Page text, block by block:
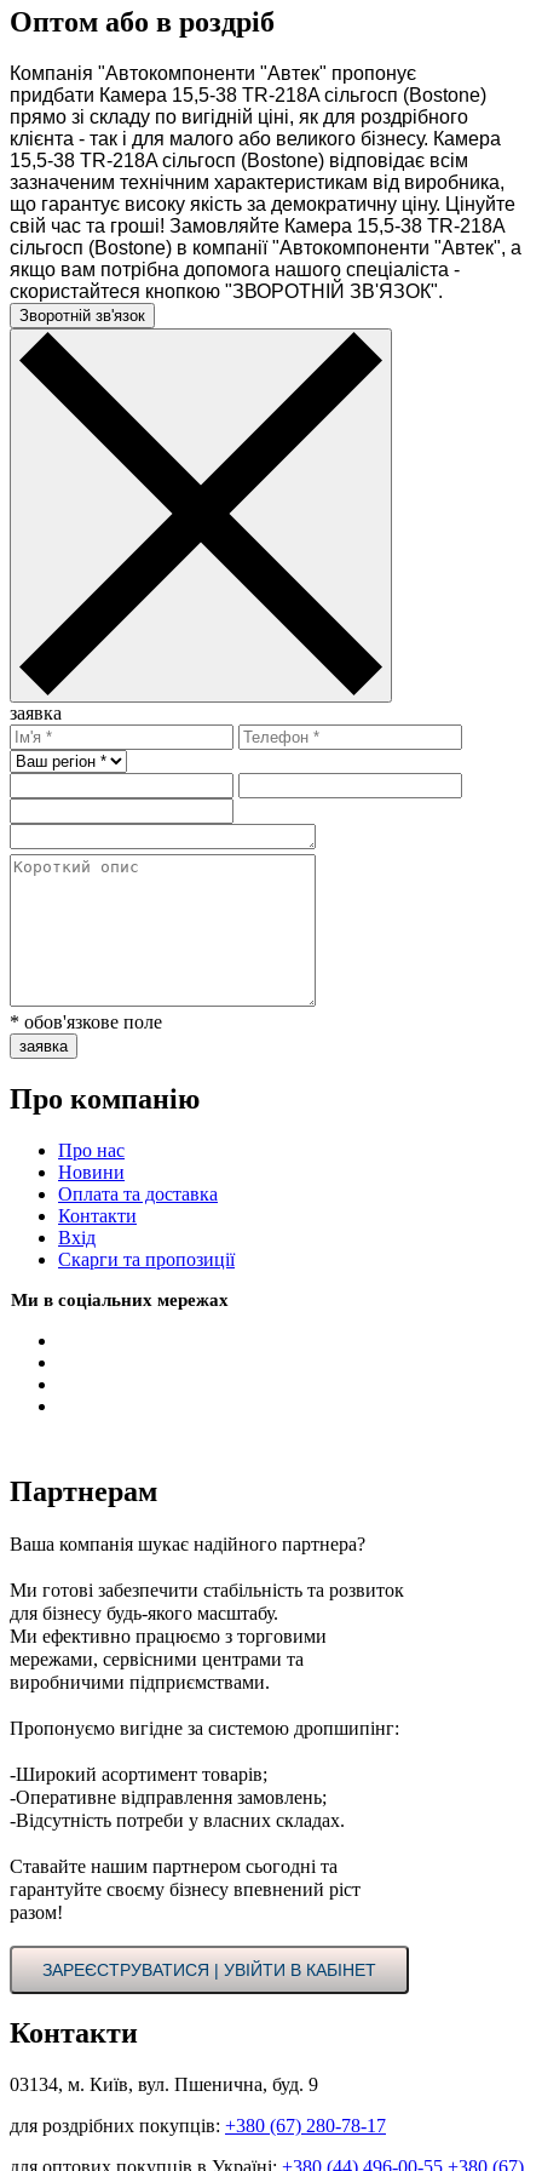
Оптом або в роздріб
Компанія "Автокомпоненти "Автек" пропонує
придбати Камера 15,5-38 TR-218A сільгосп (Bostone)
прямо зі складу по вигідній ціні, як для роздрібного
клієнта - так і для малого або великого бізнесу. Камера
15,5-38 TR-218A сільгосп (Bostone) відповідає всім
зазначеним технічним характеристикам від виробника,
що гарантує високу якість за демократичну ціну. Цінуйте
свій час та гроші! Замовляйте Камера 15,5-38 TR-218A
сільгосп (Bostone) в компанії "Автокомпоненти "Автек", а
якщо вам потрібна допомога нашого спеціаліста -
скористайтеся кнопкою "ЗВОРОТНІЙ ЗВ'ЯЗОК".
Зворотній зв'язок
заявка
* обов'язкове поле
заявка
Про компанію
Про нас
Новини
Оплата та доставка
Контакти
Вхiд
Скарги та пропозиції
Ми в соціальних мережах
Партнерам
Ваша компанія шукає надійного партнера?
Ми готові забезпечити стабільність та розвиток
для бізнесу будь-якого масштабу.
Ми ефективно працюємо з торговими
мережами, сервісними центрами та
виробничими підприємствами.
Пропонуємо вигідне за системою дропшипінг:
-Широкий асортимент товарів;
-Оперативне відправлення замовлень;
-Відсутність потреби у власних складах.
Ставайте нашим партнером сьогодні та
гарантуйте своєму бізнесу впевнений ріст
разом!
ЗАРЕЄСТРУВАТИСЯ | УВІЙТИ В КАБІНЕТ
Контакти
03134, м. Київ, вул. Пшенична, буд. 9
для роздрібних покупців: +380 (67) 280-78-17